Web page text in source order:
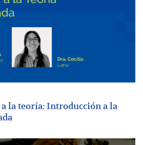
a la teoría: Introducción a la